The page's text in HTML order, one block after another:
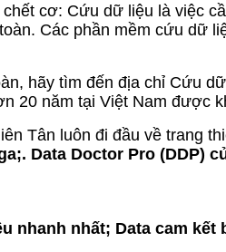
cơ: Cứu dữ liệu là việc
Các phần mềm cứu dữ
hãy tìm đến địa chỉ Cứu
20 năm tại Việt Nam được
Tân luôn đi đầu về trang
Data Doctor Pro (DDP)
nhanh nhất; Data cam